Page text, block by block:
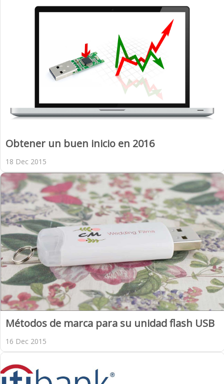
Obtener un buen inicio en 2016
18 Dec 2015
Métodos de marca para su unidad flash USB
16 Dec 2015